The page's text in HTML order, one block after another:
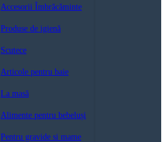
Accesorii Îmbrăcăminte
Produse de igienă
Scutece
Articole pentru baie
La masă
Alimente pentru bebeluși
Pentru gravide si mame